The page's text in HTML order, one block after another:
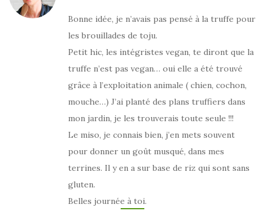
Bonne idée, je n’avais pas pensé à la truffe pour
les brouillades de toju.
Petit hic, les intégristes vegan, te diront que la
truffe n’est pas vegan… oui elle a été trouvé
grâce à l’exploitation animale ( chien, cochon,
mouche…) J’ai planté des plans truffiers dans
mon jardin, je les trouverais toute seule !!!
Le miso, je connais bien, j’en mets souvent
pour donner un goût musqué, dans mes
terrines. Il y en a sur base de riz qui sont sans
gluten.
Belles journée à toi.